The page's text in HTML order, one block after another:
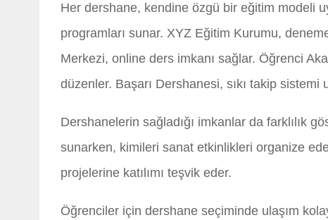
Her dershane, kendine özgü bir eğitim modeli
programları sunar. XYZ Eğitim Kurumu,
Merkezi, online ders imkanı sağlar. Öğrenci
düzenler. Başarı Dershanesi, sıkı takip sistemi
Dershanelerin sağladığı imkanlar da farklılık
sunarken, kimileri sanat etkinlikleri organize
projelerine katılımı teşvik eder.
Öğrenciler için dershane seçiminde ulaşım